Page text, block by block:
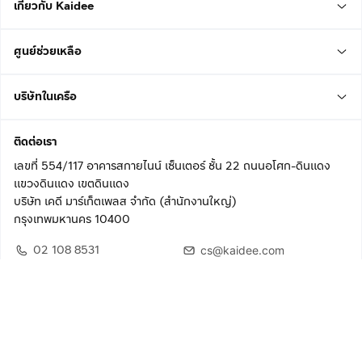
เกี่ยวกับ Kaidee
ศูนย์ช่วยเหลือ
บริษัทในเครือ
ติดต่อเรา
เลขที่ 554/117 อาคารสกายไนน์ เซ็นเตอร์ ชั้น 22 ถนนอโศก-ดินแดง
แขวงดินแดง เขตดินแดง
บริษัท เคดี มาร์เก็ตเพลส จำกัด (สำนักงานใหญ่)
กรุงเทพมหานคร 10400
02 108 8531
cs@kaidee.com